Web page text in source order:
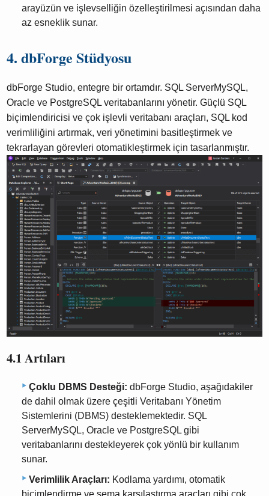
arayüzün ve işlevselliğin özelleştirilmesi açısından daha
az esneklik sunar.
4. dbForge Stüdyosu
dbForge Studio, entegre bir ortamdır. SQL ServerMySQL,
Oracle ve PostgreSQL veritabanlarını yönetir. Güçlü SQL
biçimlendiricisi ve çok işlevli veritabanı araçları, SQL kod
verimliliğini artırmak, veri yönetimini basitleştirmek ve
tekrarlayan görevleri otomatikleştirmek için tasarlanmıştır.
4.1 Artıları
Çoklu DBMS Desteği: dbForge Studio, aşağıdakiler
de dahil olmak üzere çeşitli Veritabanı Yönetim
Sistemlerini (DBMS) desteklemektedir. SQL
ServerMySQL, Oracle ve PostgreSQL gibi
veritabanlarını destekleyerek çok yönlü bir kullanım
sunar.
Verimlilik Araçları: Kodlama yardımı, otomatik
biçimlendirme ve şema karşılaştırma araçları gibi çok